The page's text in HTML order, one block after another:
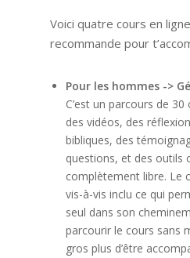
Voici quatre cours en
recommande pour
Pour les hommes ->
C’est un parcours de
des vidéos, des
bibliques, des
questions, et des outils
complètement libre. Le
vis-à-vis inclu ce qui
seul dans son
parcourir le cours sans
gros plus d’être